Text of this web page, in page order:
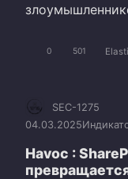
0 501
SEC-1275
04.03.2025
Havoc :